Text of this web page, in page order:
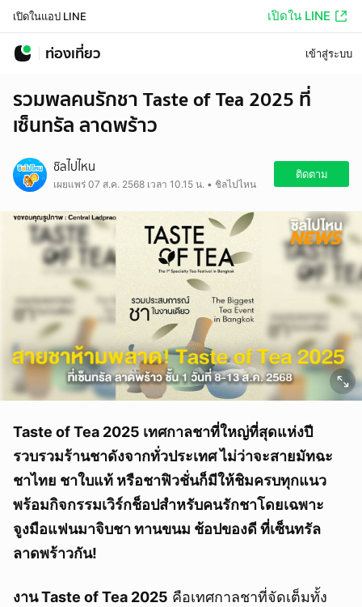
เปิดในแอป LINE เปิดใน LINE
ท่องเที่ยว เข้าสู่ระบบ
รวมพลคนรักชา Taste of Tea 2025 ที่
เซ็นทรัล ลาดพร้าว
ชิลไปไหน
เผยแพร่ 07 ส.ค. 2568 เวลา 10.15 น. • ชิลไปไหน
ติดตาม
Taste of Tea 2025 เทศกาลชาที่ใหญ่ที่สุดแห่งปี
รวบรวมร้านชาดังจากทั่วประเทศ ไม่ว่าจะสายมัทฉะ
ชาไทย ชาใบแท้ หรือชาฟิวชั่นก็มีให้ชิมครบทุกแนว
พร้อมกิจกรรมเวิร์กช็อปสำหรับคนรักชาโดยเฉพาะ
จูงมือแฟนมาจิบชา ทานขนม ช้อปของดี ที่เซ็นทรัล
ลาดพร้าวกัน!
งาน Taste of Tea 2025 คือเทศกาลชาที่จัดเต็มทั้ง